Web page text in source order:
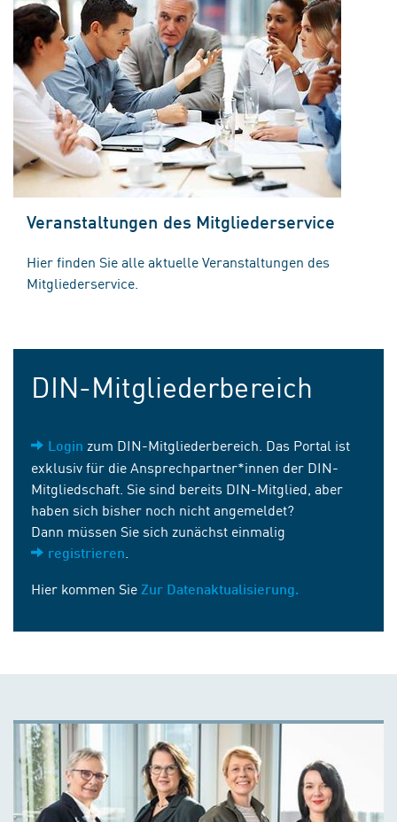
Veranstaltungen des Mitgliederservice
Hier finden Sie alle aktuelle Veranstaltungen des
Mitgliederservice.
DIN-Mitgliederbereich
Login zum DIN-Mitgliederbereich. Das Portal ist
exklusiv für die Ansprechpartner*innen der DIN-
Mitgliedschaft. Sie sind bereits DIN-Mitglied, aber
haben sich bisher noch nicht angemeldet?
Dann müssen Sie sich zunächst einmalig
registrieren
Hier kommen Sie Zur Datenaktualisierung.